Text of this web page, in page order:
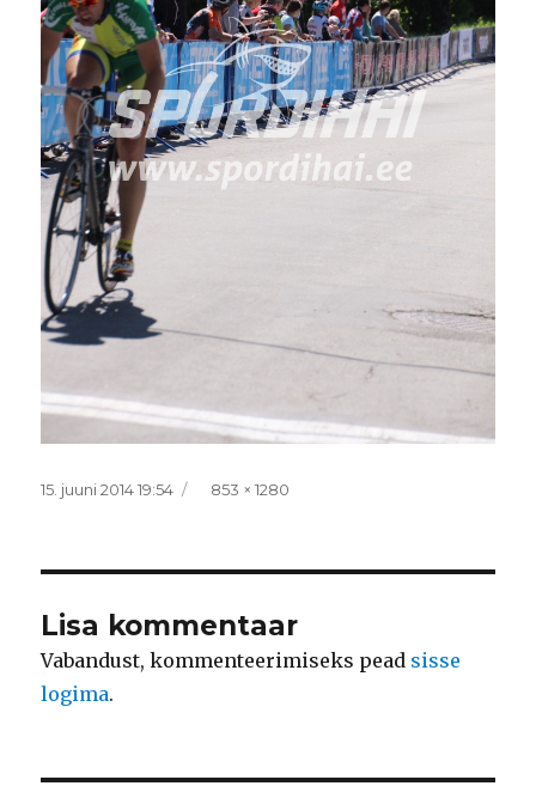
Postitatud
15. juuni 2014 19:54 Täissuurus
853 × 1280
Lisa kommentaar
Vabandust, kommenteerimiseks pead sisse
logima.